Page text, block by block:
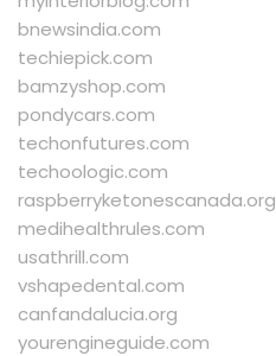
bnewsindia.com
techiepick.com
bamzyshop.com
pondycars.com
techonfutures.com
techoologic.com
raspberryketonescanada.org
medihealthrules.com
usathrill.com
vshapedental.com
canfandalucia.org
yourengineguide.com